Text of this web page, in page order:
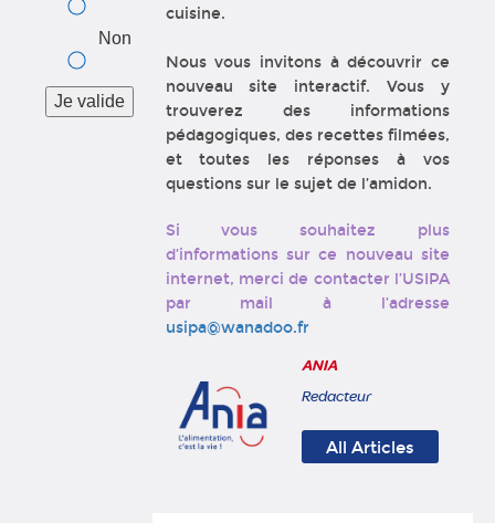
Non
cuisine.
Nous vous invitons à découvrir ce
nouveau site interactif. Vous y
trouverez des informations
pédagogiques, des recettes filmées,
et toutes les réponses à vos
questions sur le sujet de l’amidon.
Si vous souhaitez plus
d’informations sur ce nouveau site
internet, merci de contacter l’USIPA
par mail à l’adresse
usipa@wanadoo.fr
ANIA
Redacteur
All Articles